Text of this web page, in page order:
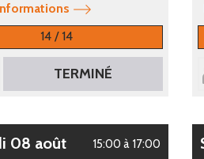
14 / 14
TERMINÉ
08 août 15:00 à 17:00